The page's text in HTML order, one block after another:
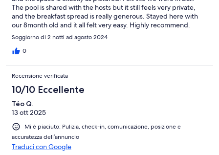
The pool is shared with the hosts but it still feels very private,
and the breakfast spread is really generous. Stayed here with
our 8month old and it all felt very easy. Highly recommend.
Soggiorno di 2 notti ad agosto 2024
0
Recensione verificata
10/10 Eccellente
Téo Q.
13 ott 2025
Mi è piaciuto: Pulizia, check-in, comunicazione, posizione e
accuratezza dell’annuncio
Traduci con Google